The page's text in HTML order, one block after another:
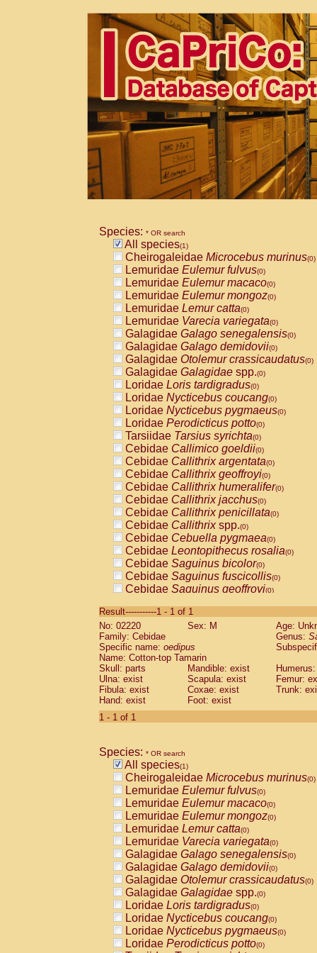
Species: * OR search
All species(1)
Cheirogaleidae Microcebus murinus(0)
Lemuridae Eulemur fulvus(0)
Lemuridae Eulemur macaco(0)
Lemuridae Eulemur mongoz(0)
Lemuridae Lemur catta(0)
Lemuridae Varecia variegata(0)
Galagidae Galago senegalensis(0)
Galagidae Galago demidovii(0)
Galagidae Otolemur crassicaudatus(0)
Galagidae Galagidae spp.(0)
Loridae Loris tardigradus(0)
Loridae Nycticebus coucang(0)
Loridae Nycticebus pygmaeus(0)
Loridae Perodicticus potto(0)
Tarsiidae Tarsius syrichta(0)
Cebidae Callimico goeldii(0)
Cebidae Callithrix argentata(0)
Cebidae Callithrix geoffroyi(0)
Cebidae Callithrix humeralifer(0)
Cebidae Callithrix jacchus(0)
Cebidae Callithrix penicillata(0)
Cebidae Callithrixspp.(0)
Cebidae Cebuella pygmaea(0)
Cebidae Leontopithecus rosalia(0)
Cebidae Saguinus bicolor(0)
Cebidae Saguinus fuscicollis(0)
Cebidae Saguinus geoffroyi(0)
CebidaeSaguinus labiatus(0)
Cebidae Saguinus leucopus (0)
Cebidae
CebidaeSaguinus mystax
Cebidae Saguinus nigricollis (0)
Cebidae Saguinus oedipus
Cebidae Saguinus weddelli
Cebidae Saguinusspp.
Cebidae
CebidaeCebus capucinus
CebidaeCebus nigrivittatus
CebidaeCebus spp.(0)
CebidaeSaimiri boliviensis(0)
CebidaeSaimiri sciureus(0)
AtelidaeAlouatta caraya(0)
AtelidaeAlouatta fusca(0)
AtelidaeAlouatta seniculus(0)
AtelidaeAlouattaspp.(0)
AtelidaeAteles belzebuth(0)
AtelidaeAteles geoffroyi(0)
AtelidaeAteles paniscus(0)
AtelidaeAtelesspp.(0)
AtelidaeLagothrix lagothricha(0)
AtelidaeLagothrix lagothricha cana
PitheciidaeCacajao calvus
Result-----------1 - 1 of 1
No: 02220
Sex: M
Age:
Family: Cebidae
Genus:
Specific name: oedipus
Name: Cotton-top Tamarin
Skull: parts
Mandible: exist
Ulna: exist
Scapula: exist
Femur:
Fibula: exist
Coxae: exist
Trunk:
Hand: exist
Foot: exist
1 - 1 of 1
Species: * OR search
All species(1)
Cheirogaleidae Microcebus murinus(0)
Lemuridae Eulemur fulvus(0)
Lemuridae Eulemur macaco(0)
Lemuridae Eulemur mongoz(0)
Lemuridae Lemur catta(0)
Lemuridae Varecia variegata(0)
Galagidae Galago senegalensis(0)
Galagidae Galago demidovii(0)
Galagidae Otolemur crassicaudatus(0)
Galagidae Galagidae spp.(0)
Loridae Loris tardigradus(0)
Loridae Nycticebus coucang(0)
Loridae Nycticebus pygmaeus(0)
Loridae Perodicticus potto(0)